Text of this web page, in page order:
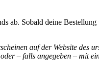
ab. Sobald deine
auf der Website des
– falls angegeben – mit